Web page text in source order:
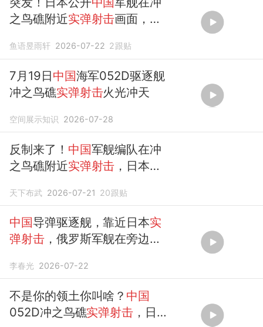
之鸟礁附近实弹射击画面，提
鱼语昱雨轩 2026-07-22 2跟贴
7月19日中国海军052D驱逐舰
冲之鸟礁实弹射击火光冲天
空间展示知识 2026-07-28
反制来了！ 中国军舰编队在冲
之鸟礁附近实弹射击 ，日本提
天下布武 2026-07-21 20跟贴
中国导弹驱逐舰，靠近日本实
弹射击 ，俄罗斯军舰在旁边围
李春光 2026-07-22
不是你的领土你叫啥？ 中国
052D冲之鸟礁实弹射击，日